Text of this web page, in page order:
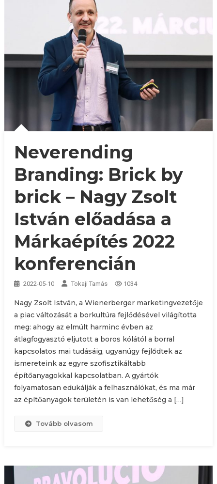
Neverending
Branding: Brick by
brick – Nagy Zsolt
István előadása a
Márkaépítés 2022
konferencián
2022-05-10 Tokaji Tamás 1034
Nagy Zsolt István, a Wienerberger marketingvezetője
a piac változását a borkultúra fejlődésével világította
meg: ahogy az elmúlt harminc évben az
átlagfogyasztó eljutott a boros kólától a borral
kapcsolatos mai tudásáig, ugyanúgy fejlődtek az
ismereteink az egyre szofisztikáltabb
építőanyagokkal kapcsolatban. A gyártók
folyamatosan edukálják a felhasználókat, és ma már
az építőanyagok területén is van lehetőség a […]
Tovább olvasom